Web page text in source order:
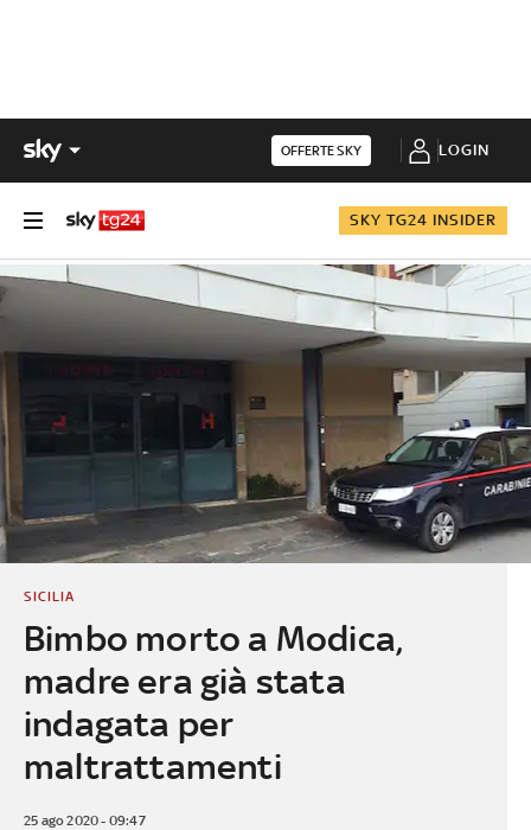
OFFERTE SKY LOGIN
SKY TG24 INSIDER
Bimbo morto a Modica,
madre era già stata
indagata per
maltrattamenti
SICILIA
25 ago 2020 - 09:47